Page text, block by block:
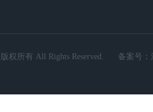
权所有 All Rights Reserved. 备案号：